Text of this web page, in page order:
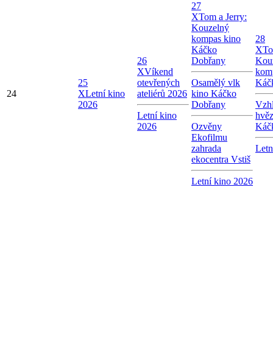
24
25
XLetní kino
2026
26
XVíkend
otevřených
ateliérů 2026
Letní kino
2026
27
XTom a Jerry:
Kouzelný
kompas kino
Káčko
Dobřany
Osamělý vlk
kino Káčko
Dobřany
Ozvěny
Ekofilmu
zahrada
ekocentra Vstiš
Letní kino 2026
28
X